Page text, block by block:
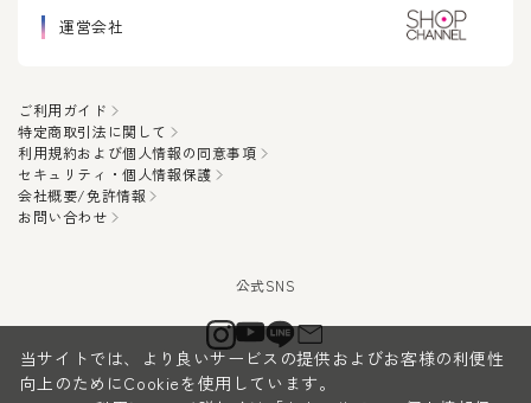
運営会社
ご利用ガイド
特定商取引法に関して
利用規約および個人情報の同意事項
セキュリティ・個人情報保護
会社概要/免許情報
お問い合わせ
当サイトでは、より良いサービスの提供およびお客様の利便性
向上のためにCookieを使用しています。